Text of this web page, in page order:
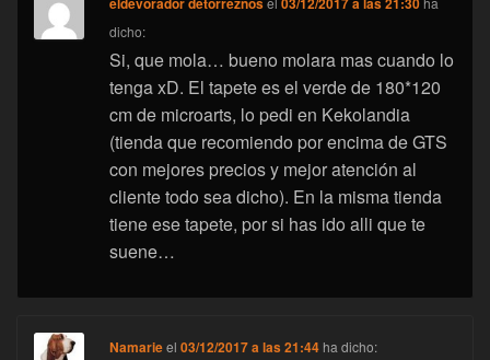
dicho:
Si, que mola… bueno molara mas cuando lo
tenga xD. El tapete es el verde de 180*120
cm de microarts, lo pedi en Kekolandia
(tienda que recomiendo por encima de GTS
con mejores precios y mejor atención al
cliente todo sea dicho). En la misma tienda
tiene ese tapete, por si has ido alli que te
suene…
Namarieel03/12/2017 a las 21:44 ha dicho: